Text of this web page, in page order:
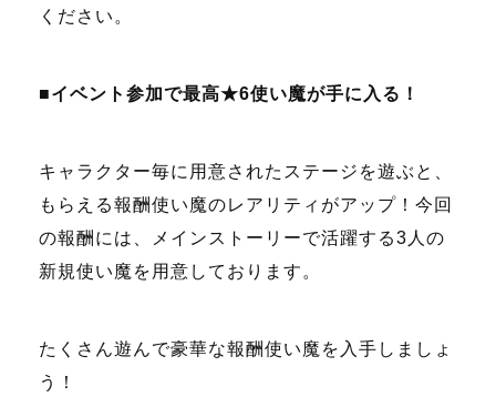
ください。
■イベント参加で最高★6使い魔が手に入る！
キャラクター毎に用意されたステージを遊ぶと、
もらえる報酬使い魔のレアリティがアップ！今回
の報酬には、メインストーリーで活躍する3人の
新規使い魔を用意しております。
たくさん遊んで豪華な報酬使い魔を入手しましょ
う！